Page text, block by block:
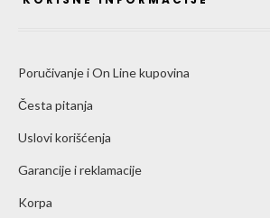
Poručivanje i On Line kupovina
Česta pitanja
Uslovi korišćenja
Garancije i reklamacije
Korpa